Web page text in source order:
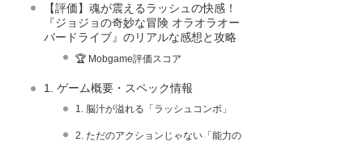
【評価】魂が震えるラッシュの快感！
『ジョジョの奇妙な冒険 オラオラオー
バードライブ』のリアルな感想と攻略
🏆 Mobgame評価スコア
1. ゲーム概要・スペック情報
1. 脳汁が溢れる「ラッシュコンボ」
2. ただのアクションじゃない「能力の